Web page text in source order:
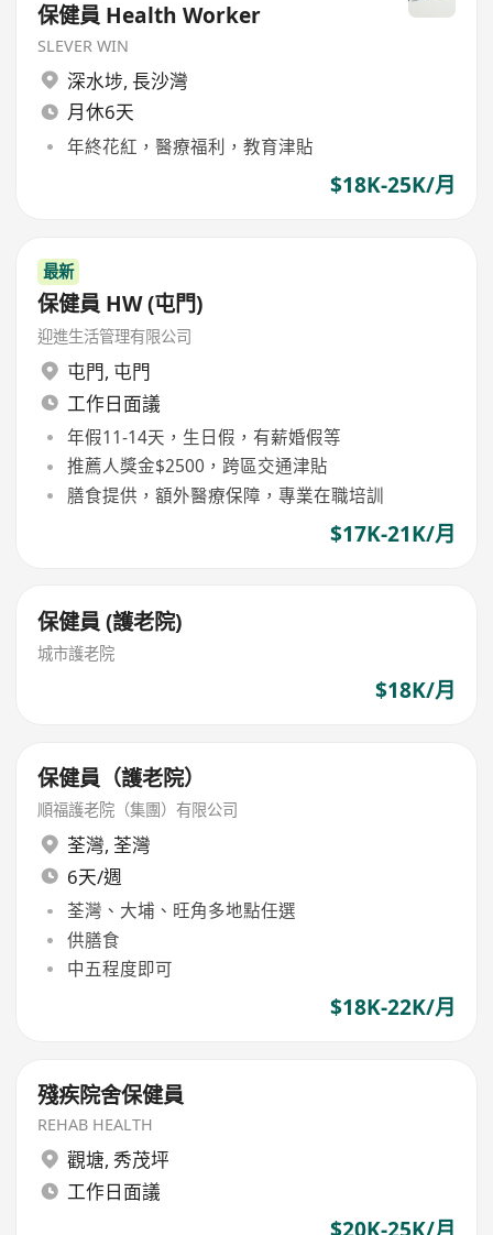
保健員 Health Worker
SLEVER WIN
深水埗, 長沙灣
月休6天
年終花紅，醫療福利，教育津貼
$18K-25K/月
最新
保健員 HW (屯門)
迎進生活管理有限公司
屯門, 屯門
工作日面議
年假11-14天，生日假，有薪婚假等
推薦人獎金$2500，跨區交通津貼
膳食提供，額外醫療保障，專業在職培訓
$17K-21K/月
保健員 (護老院)
城市護老院
$18K/月
保健員（護老院）
順福護老院（集團）有限公司
荃灣, 荃灣
6天/週
荃灣、大埔、旺角多地點任選
供膳食
中五程度即可
$18K-22K/月
殘疾院舍保健員
REHAB HEALTH
觀塘, 秀茂坪
工作日面議